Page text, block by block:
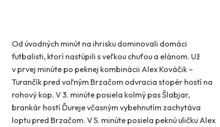
Od úvodných minút na ihrisku dominovali domáci
futbalisti, ktorí nastúpili s veľkou chuťou a elánom. Už
v prvej minúte po peknej kombinácii Alex Kováčik –
Turančík pred voľným Brzačom odvracia stopér hostí na
rohový kop. V 3. minúte posiela kolmý pas Šlabjar,
brankár hostí Ďureje včasným vybehnutím zachytáva
loptu pred Brzačom. V 5. minúte posiela peknú uličku Alex